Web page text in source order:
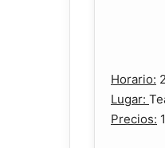
Horario:
Lugar:
Precios: